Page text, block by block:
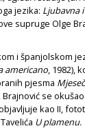
jezika: Ljubavna
supruge Olge
i španjolskom
americano, 1982),
pjesma
Brajnović se
kao II,
U plamenu.